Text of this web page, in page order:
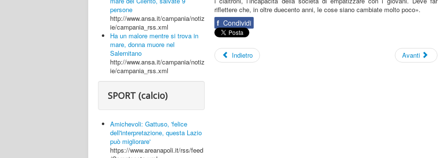
persone
http://www.ansa.it/campania/notiz
ie/campania_rss.xml
Ha un malore mentre si trova in
mare, donna muore nel
Salernitano
http://www.ansa.it/campania/notiz
ie/campania_rss.xml
SPORT (calcio)
Amichevoli: Gattuso, 'felice
dell'interpretazione, questa Lazio
può migliorare'
https://www.areanapoli.it/rss/feed
riflettere che, in oltre duecento anni, le cose siano cambiate molto poco».
f Condividi
Indietro Avanti